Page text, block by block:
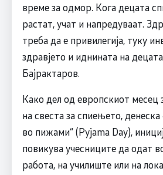
време за одмор. Кога децата
растат, учат и напредуваат.
треба да е привилегија, туку
здравјето и иднината на
Бајрактаров.
Како дел од европскиот месец
на свеста за спиењето,
во пижами“ (Pyjama Day),
повикува учесниците да одат
работа, на училиште или на